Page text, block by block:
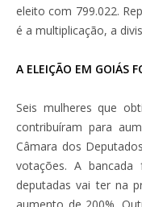
eleito com 799.022.
é a multiplicação, a
A ELEIÇÃO EM GOIÁS
Seis mulheres que
contribuíram para
Câmara dos
votações. A
deputadas vai ter na
aumento de 200%.